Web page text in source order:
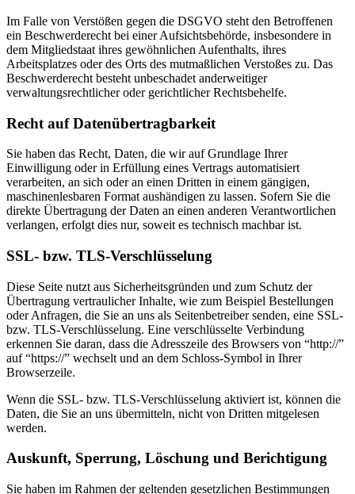
Im Falle von Verstößen gegen die DSGVO steht den Betroffenen
ein Beschwerderecht bei einer Aufsichtsbehörde, insbesondere in
dem Mitgliedstaat ihres gewöhnlichen Aufenthalts, ihres
Arbeitsplatzes oder des Orts des mutmaßlichen Verstoßes zu. Das
Beschwerderecht besteht unbeschadet anderweitiger
verwaltungsrechtlicher oder gerichtlicher Rechtsbehelfe.
Recht auf Datenübertragbarkeit
Sie haben das Recht, Daten, die wir auf Grundlage Ihrer
Einwilligung oder in Erfüllung eines Vertrags automatisiert
verarbeiten, an sich oder an einen Dritten in einem gängigen,
maschinenlesbaren Format aushändigen zu lassen. Sofern Sie die
direkte Übertragung der Daten an einen anderen Verantwortlichen
verlangen, erfolgt dies nur, soweit es technisch machbar ist.
SSL- bzw. TLS-Verschlüsselung
Diese Seite nutzt aus Sicherheitsgründen und zum Schutz der
Übertragung vertraulicher Inhalte, wie zum Beispiel Bestellungen
oder Anfragen, die Sie an uns als Seitenbetreiber senden, eine SSL-
bzw. TLS-Verschlüsselung. Eine verschlüsselte Verbindung
erkennen Sie daran, dass die Adresszeile des Browsers von “http://”
auf “https://” wechselt und an dem Schloss-Symbol in Ihrer
Browserzeile.
Wenn die SSL- bzw. TLS-Verschlüsselung aktiviert ist, können die
Daten, die Sie an uns übermitteln, nicht von Dritten mitgelesen
werden.
Auskunft, Sperrung, Löschung und Berichtigung
Sie haben im Rahmen der geltenden gesetzlichen Bestimmungen